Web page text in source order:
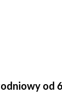
od